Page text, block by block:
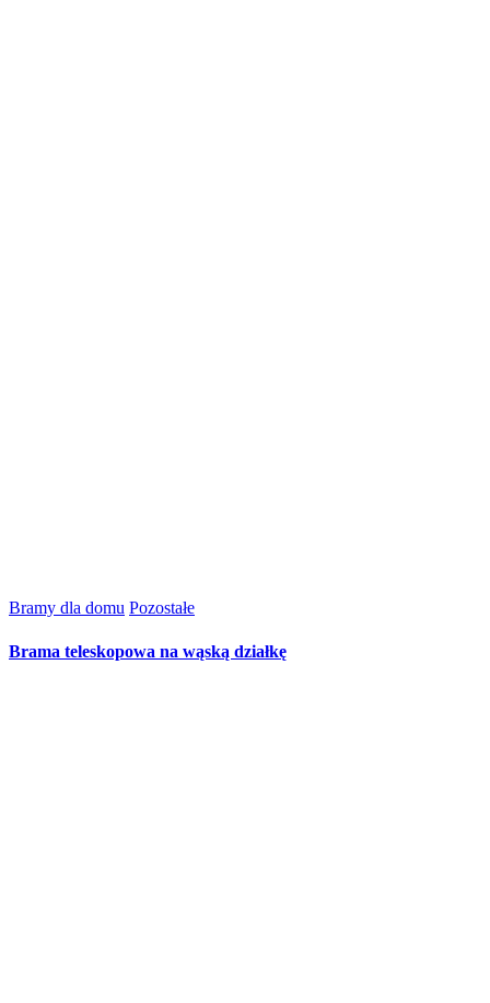
Bramy dla domu Pozostałe
Brama teleskopowa na wąską działkę